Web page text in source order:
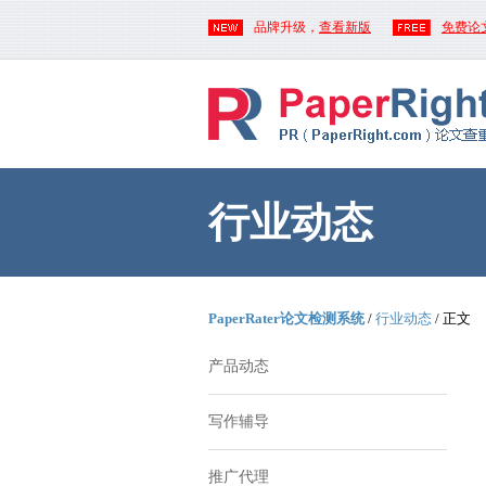
品牌升级， 查看新版 免费论
行业动态
PaperRater论文检测系统/ 行业动态 / 正文
产品动态
写作辅导
推广代理